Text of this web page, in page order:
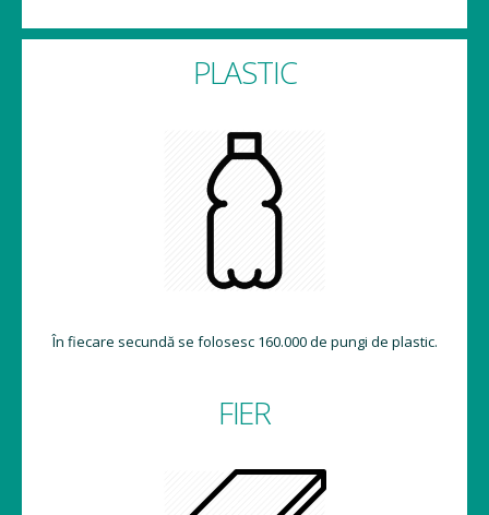
PLASTIC
În fiecare secundă se folosesc 160.000 de pungi de plastic.
FIER